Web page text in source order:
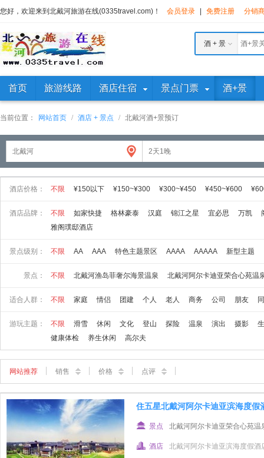
您好，欢迎来到北戴河旅游在线(0335travel.com)！ 会员登录 免费注册 分销
酒 + 景
首页 旅游线路 酒店住宿 景点门票 酒+景
当前位置： 网站首页 / 酒店 + 景点 / 北戴河酒+景预订
酒店价格： 不限 ¥150以下 ¥150~¥300 ¥300~¥450 ¥450~¥600
酒店品牌： 不限 如家快捷 格林豪泰 汉庭 锦江之星 宜必思 万凯
雅阁璞邸酒店
景点级别： 不限 AA AAA 特色主题景区 AAAA AAAAA 新型主题
景点： 不限 北戴河渔岛菲奢尔海景温泉 北戴河阿尔卡迪亚荣合心苑温
适合人群： 不限 家庭 情侣 团建 个人 老人 商务 公司 朋友
游玩主题： 不限 滑雪 休闲 文化 登山 探险 温泉 演出 摄影
健康体检
养生休闲 高尔夫
网站推荐 销售 价格 点评
住五星北戴河阿尔卡迪亚滨海度假
景点 北戴河阿尔卡迪亚荣合心苑温
酒店 北戴河阿尔卡迪亚滨海度假酒